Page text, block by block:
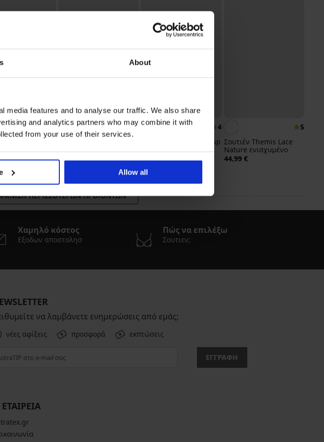
About
media features and to analyse our traffic. We also share
and analytics partners who may combine it with
from your use of their services.
Allow all
5
σλιπ Bamboo
φαρδύτερους
Bestseller
4,8
Bardot ενισχυμένο
57,99 €
4
Σουτιέν Spacer Flexicup
Dotted Mesh II
40,99 €
5
Σουτιέν Themis Lace
Nature ενισχυμένο
44,99 €
ΠΕΡΙΣΣΌΤΕΡΩΝ ΠΡΟΪΌΝΤΩΝ
Χαμηλό κόστος
Εξοδων αποστολησ
Πώς να επιλέξω
Σουτιεν;
να λαμβάνετε ενημερώσεις από εμάς;
νέες αφίξεις προσφορά εκπτώσεις
ΕΓΓΡΑΦΗ